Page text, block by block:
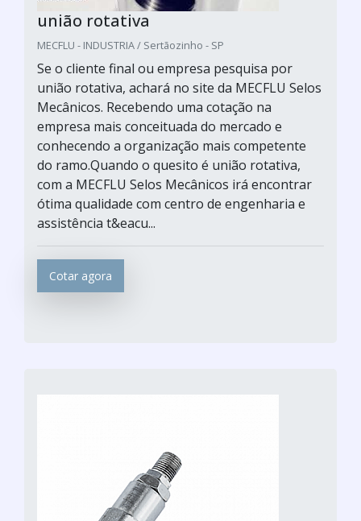
união rotativa
MECFLU - INDUSTRIA / Sertãozinho - SP
Se o cliente final ou empresa pesquisa por
união rotativa, achará no site da MECFLU Selos
Mecânicos. Recebendo uma cotação na
empresa mais conceituada do mercado e
conhecendo a organização mais competente
do ramo.Quando o quesito é união rotativa,
com a MECFLU Selos Mecânicos irá encontrar
ótima qualidade com centro de engenharia e
assistência t&eacu...
Cotar agora